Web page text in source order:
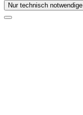
Nur technisch notwendige